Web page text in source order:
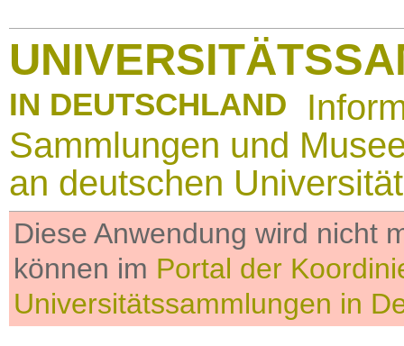
IN DEUTSCHLAND
Sammlungen und
an deutschen
Diese Anwendung wird nicht
können im Portal der
Universitätssammlungen in